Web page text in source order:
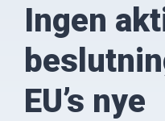
Ingen
EU’s nye